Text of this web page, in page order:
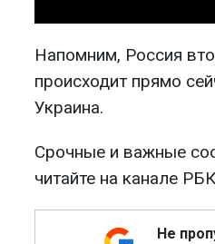
Напомним, Россия
происходит прямо
Украина.
Срочные и важные
читайте на канале
Не